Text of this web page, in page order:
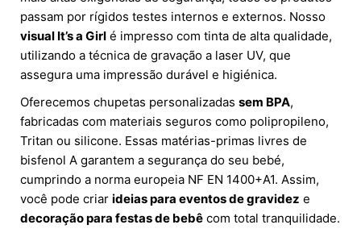
passam por rígidos testes internos e externos. Nosso
visual It’s a Girl é impresso com tinta de alta qualidade,
utilizando a técnica de gravação a laser UV, que
assegura uma impressão durável e higiénica.
Oferecemos chupetas personalizadas sem BPA,
fabricadas com materiais seguros como polipropileno,
Tritan ou silicone. Essas matérias-primas livres de
bisfenol A garantem a segurança do seu bebé,
cumprindo a norma europeia NF EN 1400+A1. Assim,
você pode criar ideias para eventos de gravidez e
decoração para festas de bebê com total tranquilidade.